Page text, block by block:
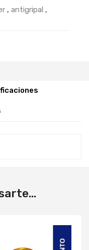
, antigripal ,